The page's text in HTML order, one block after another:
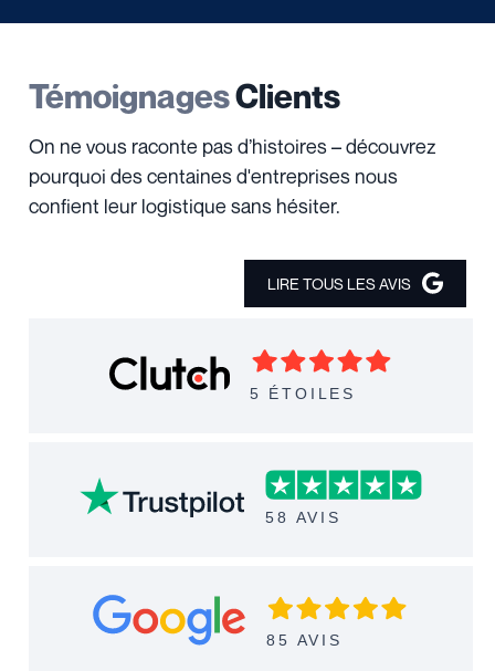
TémoignagesClients
On ne vous raconte pas d’histoires – découvrez
pourquoi des centaines d'entreprises nous
confient leur logistique sans hésiter.
LIRE TOUS LES AVIS
5 ÉTOILES
58 AVIS
85 AVIS